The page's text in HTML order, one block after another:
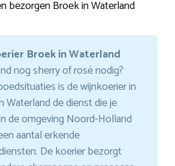
Broek in Waterland
nog sherry of rosé nodig?
is de wijnkoerier in
Waterland de dienst die je
de omgeving Noord-Holland
aantal erkende
De koerier bezorgt